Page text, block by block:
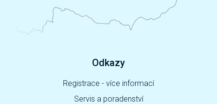
Odkazy
Registrace - více informací
Servis a poradenství